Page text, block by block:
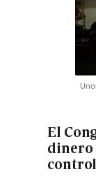
El
dinero